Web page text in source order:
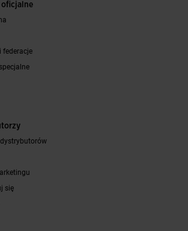
oficjalne
federacje
się